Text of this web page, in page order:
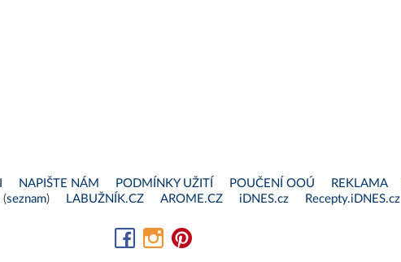
NAPIŠTE NÁM PODMÍNKY UŽITÍ POUČENÍ OOÚ REKLAMA
(seznam) LABUŽNÍK.CZ AROME.CZ iDNES.cz Recepty.iDNES.cz